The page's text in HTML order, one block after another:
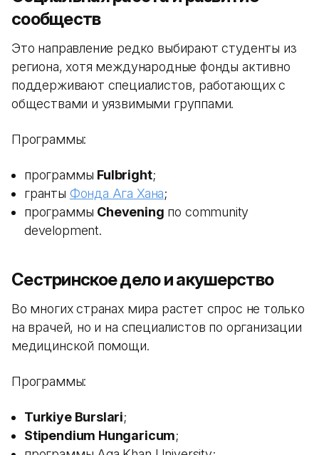
сообществ
Это направление редко выбирают студенты из
региона, хотя международные фонды активно
поддерживают специалистов, работающих с
обществами и уязвимыми группами.
Программы:
программы Fulbright;
гранты Фонда Ага Хана;
программы Chevening по community
development.
Сестринское дело и акушерство
Во многих странах мира растет спрос не только
на врачей, но и на специалистов по организации
медицинской помощи.
Программы:
Turkiye Burslari;
Stipendium Hungaricum;